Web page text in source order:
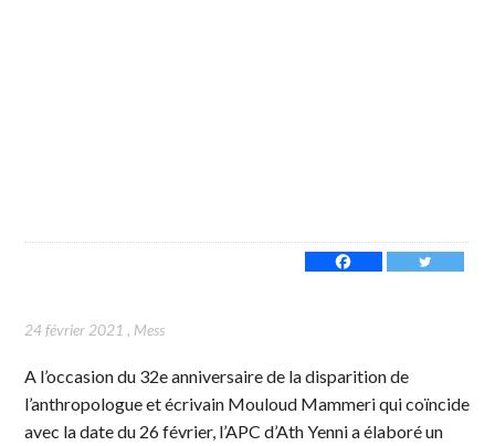
24 février 2021 , Mess
A l’occasion du 32e anniversaire de la disparition de
l’anthropologue et écrivain Mouloud Mammeri qui coïncide
avec la date du 26 février, l’APC d’Ath Yenni a élaboré un